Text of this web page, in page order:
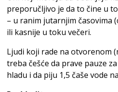
preporučljivo je da to čine u
– u ranim jutarnjim časovima
ili kasnije u toku večeri.
Ljudi koji rade na otvorenom
treba češće da prave pauze
hladu i da piju 1,5 čaše vode